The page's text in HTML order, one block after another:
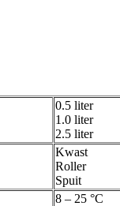
0.5 liter
1.0 liter
2.5 liter
Kwast
Roller
Spuit
8 – 25 °C